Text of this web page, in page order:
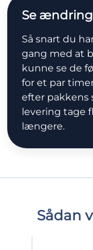
Se
Så snart du
gang med at
kunne se de
for et par
efter pakkens
levering tage
længere.
Sådan